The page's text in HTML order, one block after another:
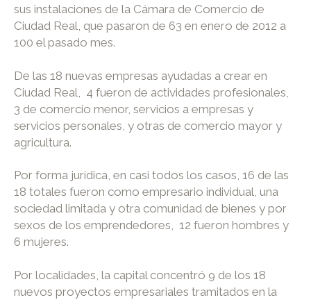
sus instalaciones de la Cámara de Comercio de
Ciudad Real, que pasaron de 63 en enero de 2012 a
100 el pasado mes.
De las 18 nuevas empresas ayudadas a crear en
Ciudad Real, 4 fueron de actividades profesionales,
3 de comercio menor, servicios a empresas y
servicios personales, y otras de comercio mayor y
agricultura.
Por forma jurídica, en casi todos los casos, 16 de las
18 totales fueron como empresario individual, una
sociedad limitada y otra comunidad de bienes y por
sexos de los emprendedores, 12 fueron hombres y
6 mujeres.
Por localidades, la capital concentró 9 de los 18
nuevos proyectos empresariales tramitados en la